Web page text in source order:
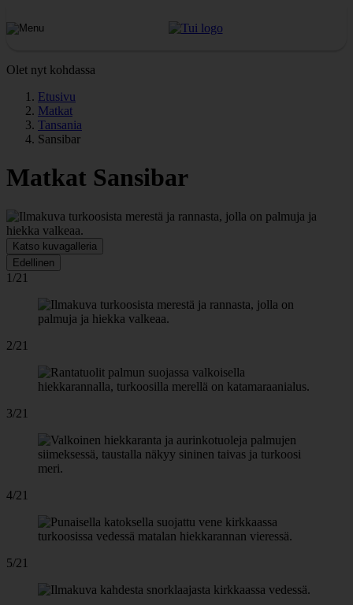
Olet nyt kohdassa
Etusivu
Matkat
Tansania
Sansibar
Matkat Sansibar
Katso kuvagalleria
Edellinen
1/21
2/21
3/21
4/21
5/21